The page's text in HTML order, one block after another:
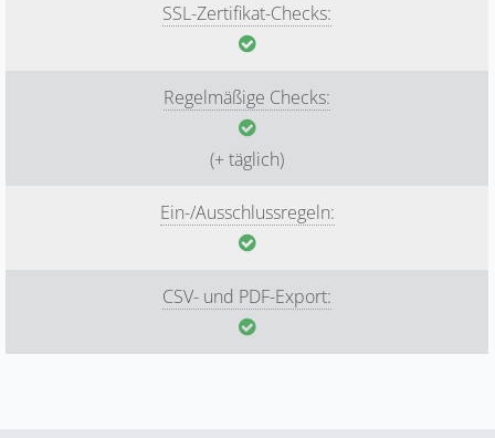
SSL-Zertifikat-Checks:
Regelmäßige Checks:
(+ täglich)
Ein-/Ausschlussregeln:
CSV- und PDF-Export: